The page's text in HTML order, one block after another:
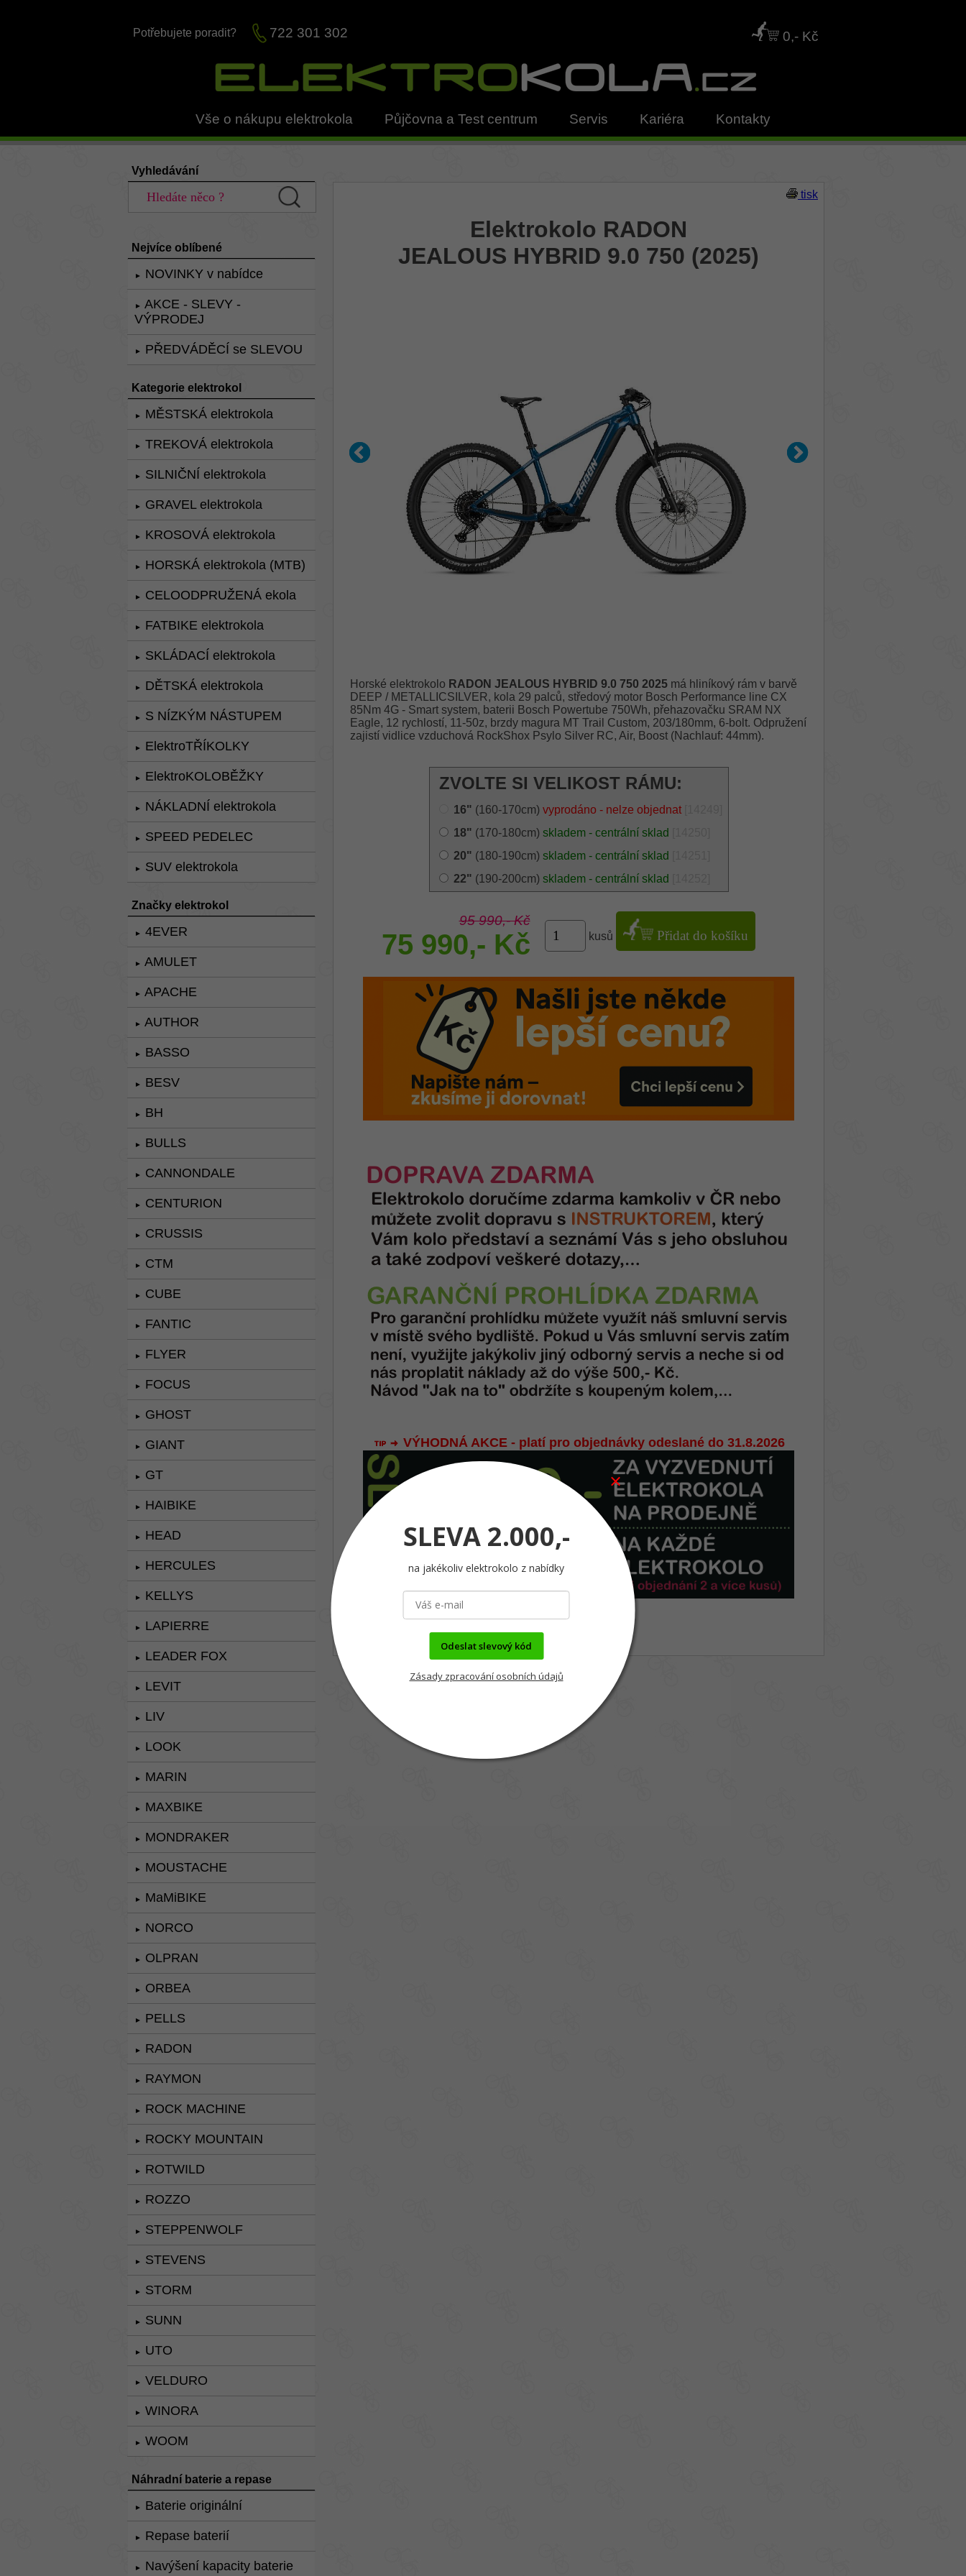
Potřebujete poradit? 722 301 302 0,- Kč
Vše o nákupu elektrokola Půjčovna a Test centrum Servis Kariéra Kontakty
Vyhledávání
Nejvíce oblíbené
► NOVINKY v nabídce
►
AKCE - SLEVY -
VÝPRODEJ
► PŘEDVÁDĚCÍ se SLEVOU
Kategorie elektrokol
► MĚSTSKÁ elektrokola
► TREKOVÁ elektrokola
► SILNIČNÍ elektrokola
► GRAVEL elektrokola
► KROSOVÁ elektrokola
► HORSKÁ elektrokola (MTB)
► CELOODPRUŽENÁ ekola
► FATBIKE elektrokola
► SKLÁDACÍ elektrokola
► DĚTSKÁ elektrokola
► S NÍZKÝM NÁSTUPEM
► ElektroTŘÍKOLKY
► ElektroKOLOBĚŽKY
► NÁKLADNÍ elektrokola
► SPEED PEDELEC
► SUV elektrokola
Značky elektrokol
► 4EVER
► AMULET
► APACHE
► AUTHOR
► BASSO
► BESV
► BH
► BULLS
► CANNONDALE
► CENTURION
► CRUSSIS
► CTM
► CUBE
► FANTIC
► FLYER
► FOCUS
► GHOST
► GIANT
► GT
► HAIBIKE
► HEAD
► HERCULES
► KELLYS
► LAPIERRE
► LEADER FOX
► LEVIT
► LIV
► LOOK
► MARIN
► MAXBIKE
► MONDRAKER
► MOUSTACHE
► MaMiBIKE
► NORCO
► OLPRAN
► ORBEA
► PELLS
► RADON
► RAYMON
► ROCK MACHINE
► ROCKY MOUNTAIN
► ROTWILD
► ROZZO
► STEPPENWOLF
► STEVENS
► STORM
► SUNN
► UTO
► VELDURO
► WINORA
► WOOM
Náhradní baterie a repase
► Baterie originální
► Repase baterií
► Navýšení kapacity baterie
tisk
Elektrokolo RADON
JEALOUS HYBRID 9.0 750 (2025)
Horské elektrokolo RADON JEALOUS HYBRID 9.0 750 2025má hliníkový rám v barvě
DEEP / METALLICSILVER, kola 29 palců, středový motor Bosch Performance line CX
85Nm 4G - Smart system, baterii Bosch Powertube 750Wh, přehazovačku SRAM NX
Eagle, 12 rychlostí, 11-50z, brzdy magura MT Trail Custom, 203/180mm, 6-bolt. Odpružení
zajistí vidlice vzduchová RockShox Psylo Silver RC, Air, Boost (Nachlauf: 44mm).
ZVOLTE SI VELIKOST RÁMU:
16" (160-170cm) vyprodáno - nelze objednat
18" (170-180cm) skladem - centrální sklad
20" (180-190cm) skladem - centrální sklad
22" (190-200cm) skladem - centrální sklad
95 990,- Kč
75 990,- Kč kusů Přidat do košíku
VÝHODNÁ AKCE - platí pro objednávky odeslané do 31.8.2026
SLEVA 2.000,-
na jakékoliv elektrokolo z nabídky
Odeslat slevový kód
Zásady zpracování osobních údajů